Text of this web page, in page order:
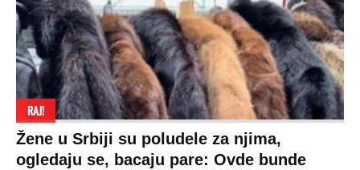
RAJ!
Žene u Srbiji su poludele za njima,
ogledaju se, bacaju pare: Ovde bunde